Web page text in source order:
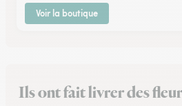
Voir la boutique
Ils ont fait livrer des